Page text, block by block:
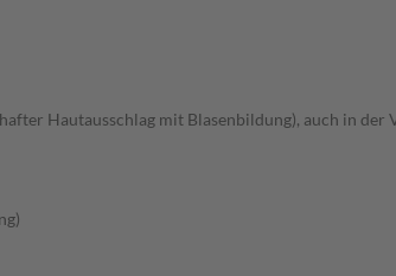
Hautausschlag mit Blasenbildung), auch in der